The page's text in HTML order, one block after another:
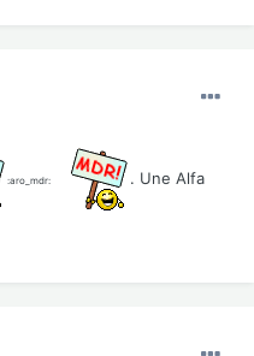
:aro_mdr: . Une Alfa